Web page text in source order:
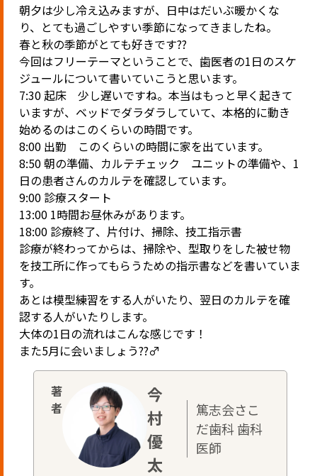
朝夕は少し冷え込みますが、日中はだいぶ暖かくな
り、とても過ごしやすい季節になってきましたね。
春と秋の季節がとても好きです??
今回はフリーテーマということで、歯医者の1日のスケ
ジュールについて書いていこうと思います。
7:30 起床 少し遅いですね。本当はもっと早く起きて
いますが、ベッドでダラダラしていて、本格的に動き
始めるのはこのくらいの時間です。
8:00 出勤 このくらいの時間に家を出ています。
8:50 朝の準備、カルテチェック ユニットの準備や、1
日の患者さんのカルテを確認しています。
9:00 診療スタート
13:00 1時間お昼休みがあります。
18:00 診療終了、片付け、掃除、技工指示書
診療が終わってからは、掃除や、型取りをした被せ物
を技工所に作ってもらうための指示書などを書いていま
す。
あとは模型練習をする人がいたり、翌日のカルテを確
認する人がいたりします。
大体の1日の流れはこんな感じです！
また5月に会いましょう??‍♂️
今
村
優
太
篤志会さこ
だ歯科 歯科
医師